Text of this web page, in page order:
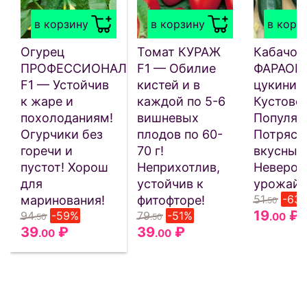
в корзину
Огурец
ПРОФЕССИОНАЛ
F1 — Устойчив
к жаре и
похолоданиям!
Огурчики без
горечи и
пустот! Хорош
для
маринования!
94.50 -59%
39.00 ₽
в корзину
Томат КУРАЖ
F1 — Обилие
кистей и в
каждой по 5-6
вишневых
плодов по 60-
70 г!
Неприхотлив,
устойчив к
фитофторе!
79.50 -51%
39.00 ₽
в
Кабачок
ФАРАОН
цукини!
51.50 -
19.00 ₽